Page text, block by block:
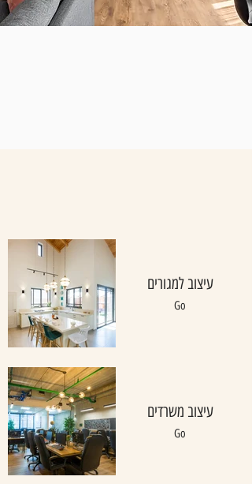
עיצוב למגורים
Go
עיצוב משרדים
Go